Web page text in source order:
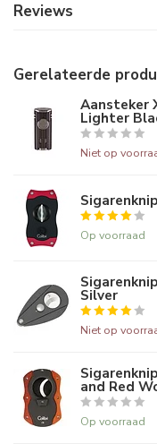
Reviews
Gerelateerde
Aansteker
Lighter
Niet op
Op voorraad
Silver
Niet op
and Red
Op voorraad